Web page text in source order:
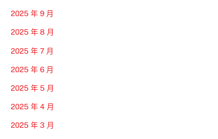
2025 年 9 月
2025 年 8 月
2025 年 7 月
2025 年 6 月
2025 年 5 月
2025 年 4 月
2025 年 3 月